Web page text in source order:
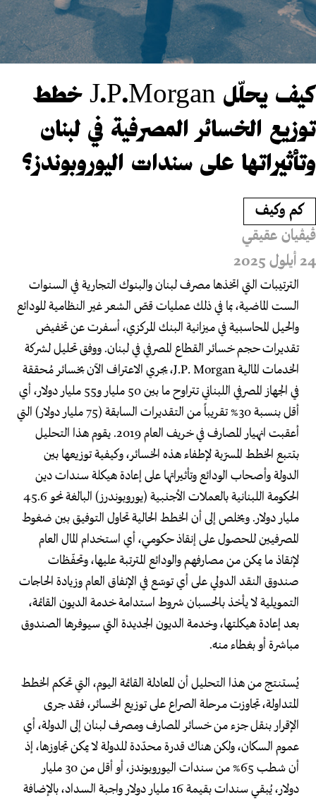
كيف يحلّل J.P.Morgan خطط
توزيع الخسائر المصرفية في لبنان
وتأثيراتها على سندات اليوروبوندز؟
كم وكيف
ڤيڤيان عقيقي
24 أيلول 2025
الترتيبات التي اتخذها مصرف لبنان والبنوك التجارية في السنوات
الست الماضية، بما في ذلك عمليات قصّ الشعر غير النظامية للودائع
والحيل المحاسبية في ميزانية البنك المركزي، أسفرت عن تخفيض
تقديرات حجم خسائر القطاع المصرفي في لبنان. ووفق تحليل لشركة
الخدمات المالية J.P. Morgan، يجري الاعتراف الآن بخسائر مُحققة
في الجهاز المصرفي اللبناني تتراوح ما بين 50 مليار و55 مليار دولار، أي
أقل بنسبة 30% تقريباً من التقديرات السابقة (75 مليار دولار) التي
أعقبت انهيار المصارف في خريف العام 2019. يقوم هذا التحليل
بتتبع الخطط المسرّبة لإطفاء هذه الخسائر، وكيفية توزيعها بين
الدولة وأصحاب الودائع وتأثيراتها على إعادة هيكلة سندات دين
الحكومة اللبنانية بالعملات الأجنبية (يوروبوندرز) البالغة نحو 45.6
مليار دولار. ويخلص إلى أن الخطط الحالية تحاول التوفيق بين ضغوط
المصرفيين للحصول على إنقاذ حكومي، أي استخدام المال العام
لإنقاذ ما يمكن من مصارفهم والودائع المترتبة عليها، وتحفّظات
صندوق النقد الدولي على أي توسّع في الإنفاق العام وزيادة الحاجات
التمويلية لا يأخذ بالحسبان شروط استدامة خدمة الديون القائمة،
بعد إعادة هيكلتها، وخدمة الديون الجديدة التي سيوفرها الصندوق
مباشرة أو بغطاء منه.
يُستنتج من هذا التحليل أن المعادلة القائمة اليوم، التي تحكم الخطط
المتداولة، تجاوزت مرحلة الصراع على توزيع الخسائر، فقد جرى
الإقرار بنقل جزء من خسائر المصارف ومصرف لبنان إلى الدولة، أي
عموم السكان، ولكن هناك قدرة محدّدة للدولة لا يمكن تجاوزها، إذ
أن شطب 65% من سندات اليوروبوندز، أو أقل من 30 مليار
دولار، يُبقي سندات بقيمة 16 مليار دولار واجبة السداد، بالإضافة